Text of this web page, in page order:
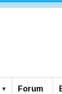
Forum